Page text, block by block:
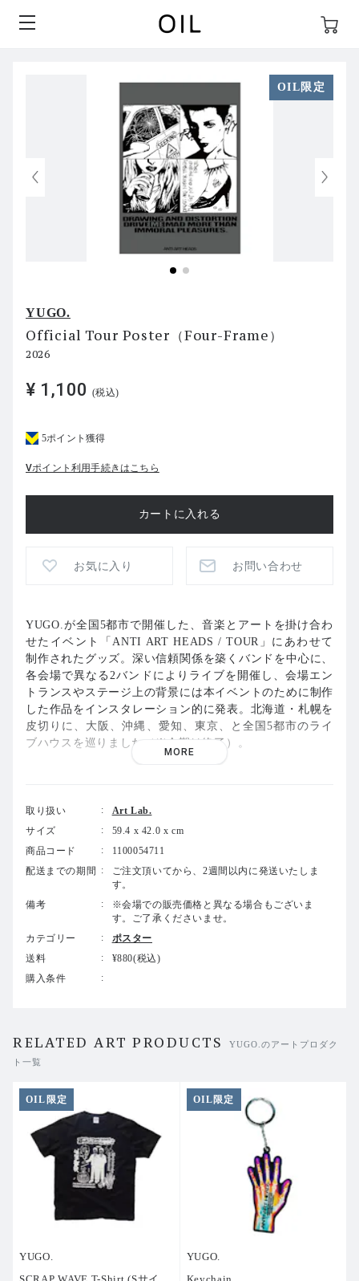
OIL限定
YUGO.
Official Tour Poster（Four-Frame）
2026
¥ 1,100 (税込)
5ポイント獲得
Vポイント利用手続きはこちら
お気に入り お問い合わせ
YUGO.が全国5都市で開催した、音楽とアートを掛け合わ
せたイベント「ANTI ART HEADS / TOUR」にあわせて
制作されたグッズ。深い信頼関係を築くバンドを中心に、
各会場で異なる2バンドによりライブを開催し、会場エン
トランスやステージ上の背景には本イベントのために制作
した作品をインスタレーション的に発表。北海道・札幌を
皮切りに、大阪、沖縄、愛知、東京、と全国5都市のライ
ブハウスを巡りました（※会期は終了）。
3月15日/ 札幌近松
w.o.d. × No Buses
3月30日/ 心斎橋JANUS
4月5日/ 那覇Output
NIKO NIKO TAN TAN × HOME
FCO. ×ドミコ
go!go!vanillas × ブランデー戦記
MORE
取り扱い
Art Lab.
サイズ
59.4 x 42.0 x cm
商品コード
1100054711
配送までの期間
ご注文頂いてから、2週間以内に発送いたしま
す。
備考
※会場での販売価格と異なる場合もございま
す。ご了承くださいませ。
カテゴリー
ポスター
送料
¥880(税込)
購入条件
RELATED ART PRODUCTS
YUGO.のアートプロダク
ト一覧
OIL限定
YUGO.
SCRAP WAVE T-Shirt (Sサイ
OIL限定
YUGO.
Keychain